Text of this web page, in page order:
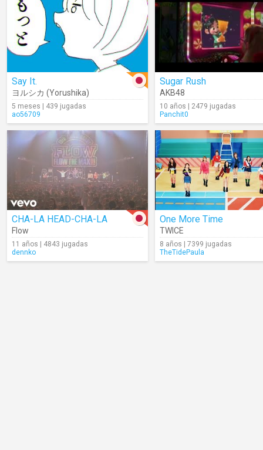
Say It.
ヨルシカ (Yorushika)
5 meses | 439 jugadas
ao56709
Sugar Rush
AKB48
10 años | 2479 jugadas
Panchit0
CHA-LA HEAD-CHA-LA
Flow
11 años | 4843 jugadas
dennko
One More Time
TWICE
8 años | 7399 jugadas
TheTidePaula